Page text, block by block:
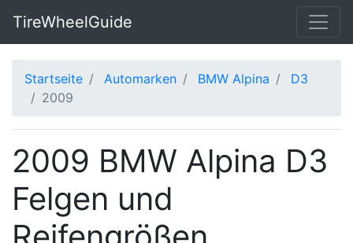
TireWheelGuide
Startseite Automarken BMW Alpina
D3
2009
2009 BMW Alpina D3
Felgen und